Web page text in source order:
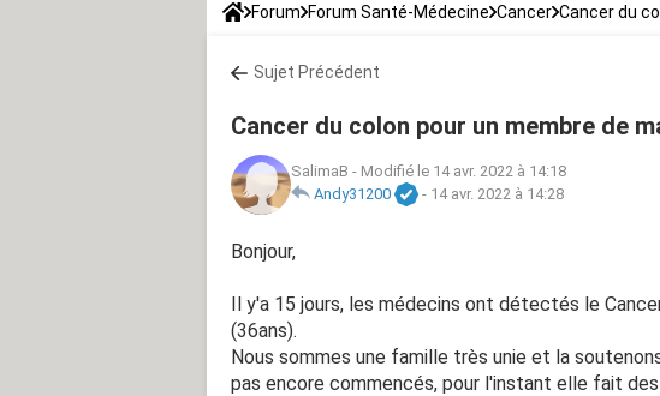
Forum Forum Santé-Médecine Cancer Cancer du
Sujet Précédent
Cancer du colon pour un membre de
SalimaB - Modifié le 14 avr. 2022 à 14:18
Andy31200
- 14 avr. 2022 à 14:28
Bonjour,
Il y'a 15 jours, les médecins ont détectés le
(36ans).
Nous sommes une famille très unie et la
pas encore commencés, pour l'instant elle fait